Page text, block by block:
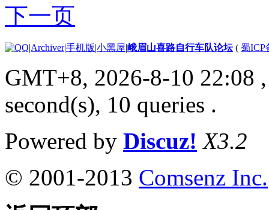
下一页
|Archiver|手机版|小黑屋|峨眉山喜路自行车队论坛( 蜀ICP
GMT+8, 2026-8-10 22:08
second(s), 10 queries .
Powered by Discuz! X3.2
© 2001-2013 Comsenz Inc.